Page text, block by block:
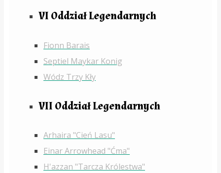
VI Oddział Legendarnych
Fionn Barais
Septiel Maykar Konig
Wódz Trzy Kły
VII Oddział Legendarnych
Arhaira "Cień Lasu"
Einar Arrowhead "Ćma"
H'azzan "Tarcza Królestwa"